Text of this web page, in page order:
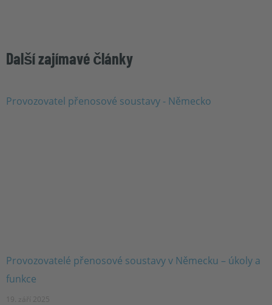
Další zajímavé články
Provozovatelé přenosové soustavy v Německu – úkoly a
funkce
19. září 2025